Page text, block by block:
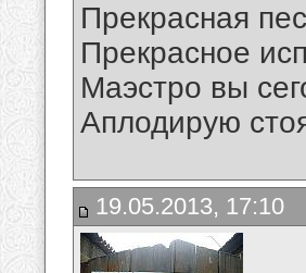
Прекрасная
Прекрасное
Маэстро вы
Аплодирую
19.05.2013, 17:10